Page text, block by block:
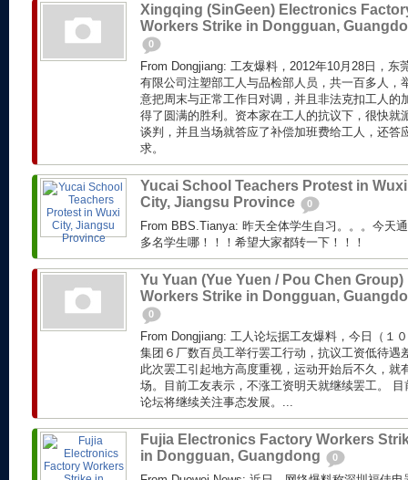
Xingqing (SinGeen) Electronics
Workers Strike in Dongguan,
0
From Dongjiang: 工友爆料，2012年10月28日，东
有限公司注塑部工人与品检部人员，共一百多人，
意把周末与正常工作日对调，并且非法克扣工人的
得了圆满的胜利。资本家在工人的抗议下，很快就
谈判，并且当场就答应了补偿加班费给工人，还答
求。
Yucai School Teachers Protest in Wuxi
City, Jiangsu Province
0
From BBS.Tianya: 昨天全体学生自习。。。今天
多名学生哪！！！希望大家都转一下！！！
Yu Yuan (Yue Yuen / Pou Chen Group)
Workers Strike in Dongguan,
0
From Dongjiang: 工人论坛据工友爆料，今日（１
集团６厂数百员工举行罢工行动，抗议工资低待遇
此次罢工引起地方高度重视，运动开始后不久，就
场。目前工友表示，不涨工资明天就继续罢工。
论坛将继续关注事态发展。...
Fujia Electronics Factory Workers
in Dongguan, Guangdong
0